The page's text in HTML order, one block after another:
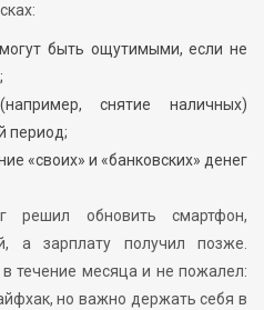
быть ощутимыми, если не
снятие наличных)
период;
«своих» и «банковских» денег
решил обновить смартфон,
а зарплату получил позже.
течение месяца и не пожалел:
но важно держать себя в